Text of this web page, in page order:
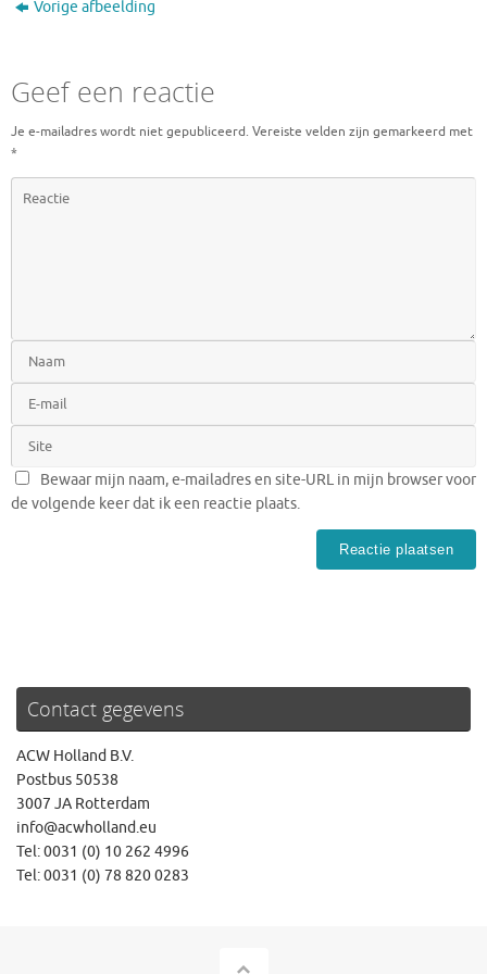
Vorige afbeelding
Geef een reactie
Je e-mailadres wordt niet gepubliceerd. Vereiste velden zijn gemarkeerd met
*
Bewaar mijn naam, e-mailadres en site-URL in mijn browser voor
de volgende keer dat ik een reactie plaats.
Contact gegevens
ACW Holland B.V.
Postbus 50538
3007 JA Rotterdam
info@acwholland.eu
Tel: 0031 (0) 10 262 4996
Tel: 0031 (0) 78 820 0283